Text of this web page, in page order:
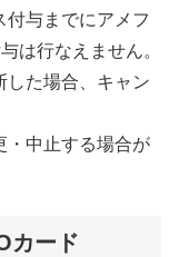
付与までにアメフ
は行なえません。
した場合、キャン
・中止する場合が
カード